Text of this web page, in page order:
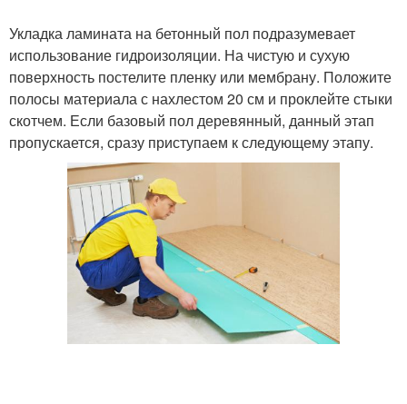
Укладка ламината на бетонный пол подразумевает
использование гидроизоляции. На чистую и сухую
поверхность постелите пленку или мембрану. Положите
полосы материала с нахлестом 20 см и проклейте стыки
скотчем. Если базовый пол деревянный, данный этап
пропускается, сразу приступаем к следующему этапу.